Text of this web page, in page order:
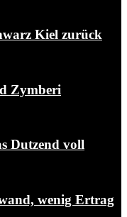
Kiel zurück
Zymberi
Dutzend voll
wenig Ertrag